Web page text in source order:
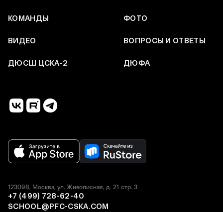
КОМАНДЫ ФОТО
ВИДЕО ВОПРОСЫ И ОТВЕТЫ
ДЮСШ ЦСКА-2 ДЮФА
123098, Москва, ул. Живописная, д. 21 стр. 3
+7 (499) 728-62-40
SCHOOL@PFC-CSKA.COM